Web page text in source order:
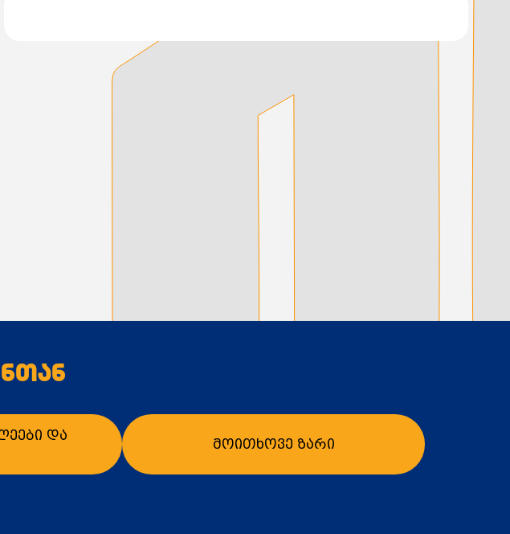
და
მოითხოვე ზარი